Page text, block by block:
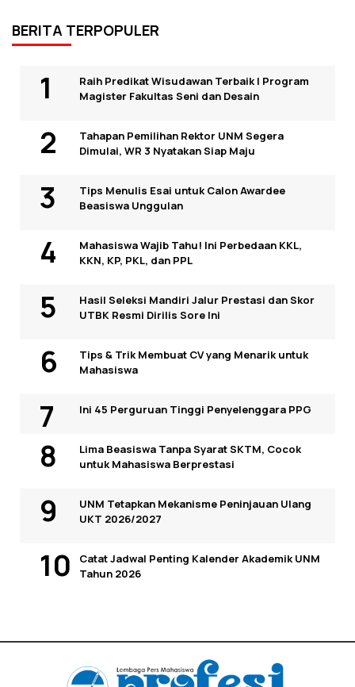
BERITA TERPOPULER
Raih Predikat Wisudawan Terbaik I Program
Magister Fakultas Seni dan Desain
Tahapan Pemilihan Rektor UNM Segera
Dimulai, WR 3 Nyatakan Siap Maju
Tips Menulis Esai untuk Calon Awardee
Beasiswa Unggulan
Mahasiswa Wajib Tahu! Ini Perbedaan KKL,
KKN, KP, PKL, dan PPL
Hasil Seleksi Mandiri Jalur Prestasi dan Skor
UTBK Resmi Dirilis Sore Ini
Tips & Trik Membuat CV yang Menarik untuk
Mahasiswa
Ini 45 Perguruan Tinggi Penyelenggara PPG
Lima Beasiswa Tanpa Syarat SKTM, Cocok
untuk Mahasiswa Berprestasi
UNM Tetapkan Mekanisme Peninjauan Ulang
UKT 2026/2027
Catat Jadwal Penting Kalender Akademik UNM
Tahun 2026